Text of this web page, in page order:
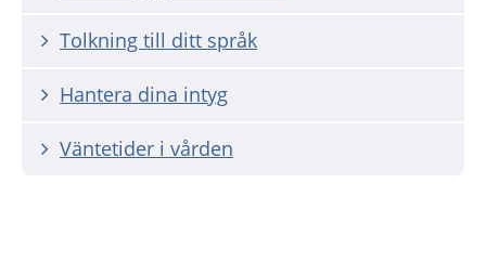
Tolkning till ditt språk
Hantera dina intyg
Väntetider i vården